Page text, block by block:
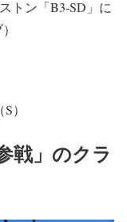
トン「B3-SD」に
）
戦」のクラ